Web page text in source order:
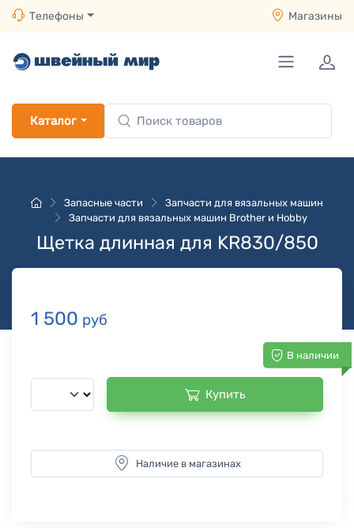
Телефоны Магазины
Каталог
Запасные части
Запчасти для вязальных машин
Запчасти для вязальных машин Brother и Hobby
Щетка длинная для KR830/850
1 500 руб
В наличии
Купить
Наличие в магазинах